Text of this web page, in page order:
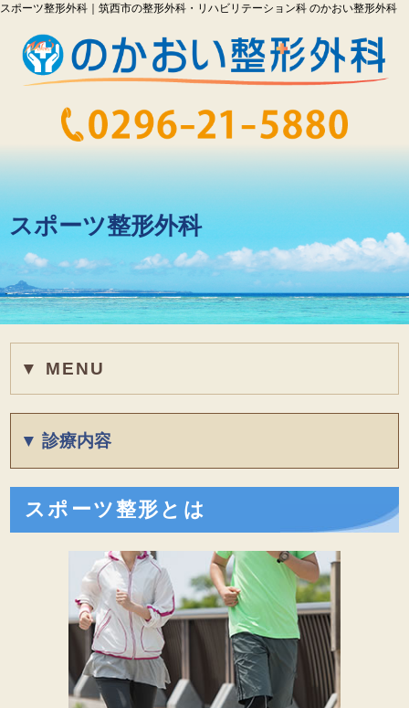
スポーツ整形外科｜筑西市の整形外科・リハビリテーション科 のかおい整形外科
スポーツ整形外科
▼ MENU
HOME
院長あいさつ
診療のご案内
当院の紹介
診療時間・アクセス
▼ 診療内容
一般整形外科
スポーツ整形外科
リハビリテーション科
交通事故の治療
スポーツ整形とは